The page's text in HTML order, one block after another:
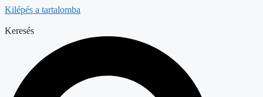
Kilépés a tartalomba
Keresés